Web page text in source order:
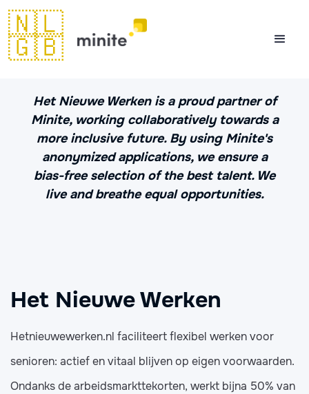
🇳🇱
🇬🇧
Het Nieuwe Werken is a proud partner of
Minite, working collaboratively towards a
more inclusive future. By using Minite's
anonymized applications, we ensure a
bias-free selection of the best talent. We
live and breathe equal opportunities.
Het Nieuwe Werken
Hetnieuwewerken.nl faciliteert flexibel werken voor
senioren: actief en vitaal blijven op eigen voorwaarden.
Ondanks de arbeidsmarkttekorten, werkt bijna 50% van